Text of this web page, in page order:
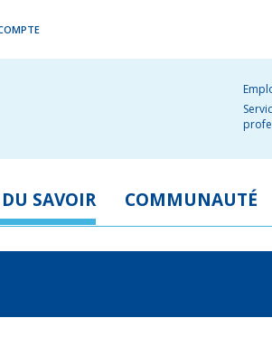
SAVOIR COMMUNAUTÉ